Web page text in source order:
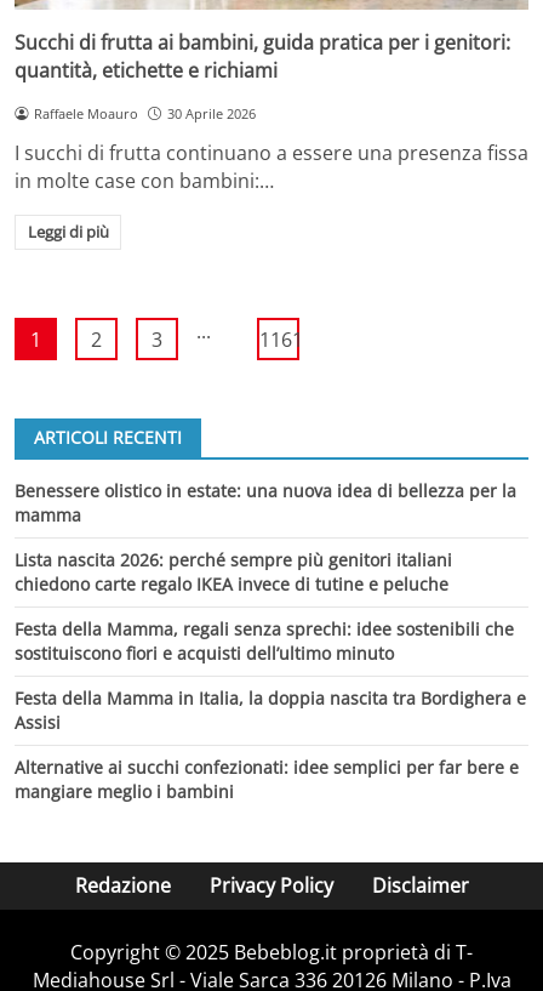
Succhi di frutta ai bambini, guida pratica per i genitori:
quantità, etichette e richiami
Raffaele Moauro 30 Aprile 2026
I succhi di frutta continuano a essere una presenza fissa
in molte case con bambini:…
Leggi di più
1 2 3 ... 1161
ARTICOLI RECENTI
Benessere olistico in estate: una nuova idea di bellezza per la
mamma
Lista nascita 2026: perché sempre più genitori italiani
chiedono carte regalo IKEA invece di tutine e peluche
Festa della Mamma, regali senza sprechi: idee sostenibili che
sostituiscono fiori e acquisti dell’ultimo minuto
Festa della Mamma in Italia, la doppia nascita tra Bordighera e
Assisi
Alternative ai succhi confezionati: idee semplici per far bere e
mangiare meglio i bambini
Redazione Privacy Policy Disclaimer
Copyright © 2025 Bebeblog.it proprietà di T-
Mediahouse Srl - Viale Sarca 336 20126 Milano - P.Iva